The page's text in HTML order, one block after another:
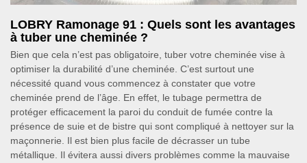
LOBRY Ramonage 91 : Quels sont les avantages
à tuber une cheminée ?
Bien que cela n’est pas obligatoire, tuber votre cheminée vise à
optimiser la durabilité d’une cheminée. C’est surtout une
nécessité quand vous commencez à constater que votre
cheminée prend de l’âge. En effet, le tubage permettra de
protéger efficacement la paroi du conduit de fumée contre la
présence de suie et de bistre qui sont compliqué à nettoyer sur la
maçonnerie. Il est bien plus facile de décrasser un tube
métallique. Il évitera aussi divers problèmes comme la mauvaise